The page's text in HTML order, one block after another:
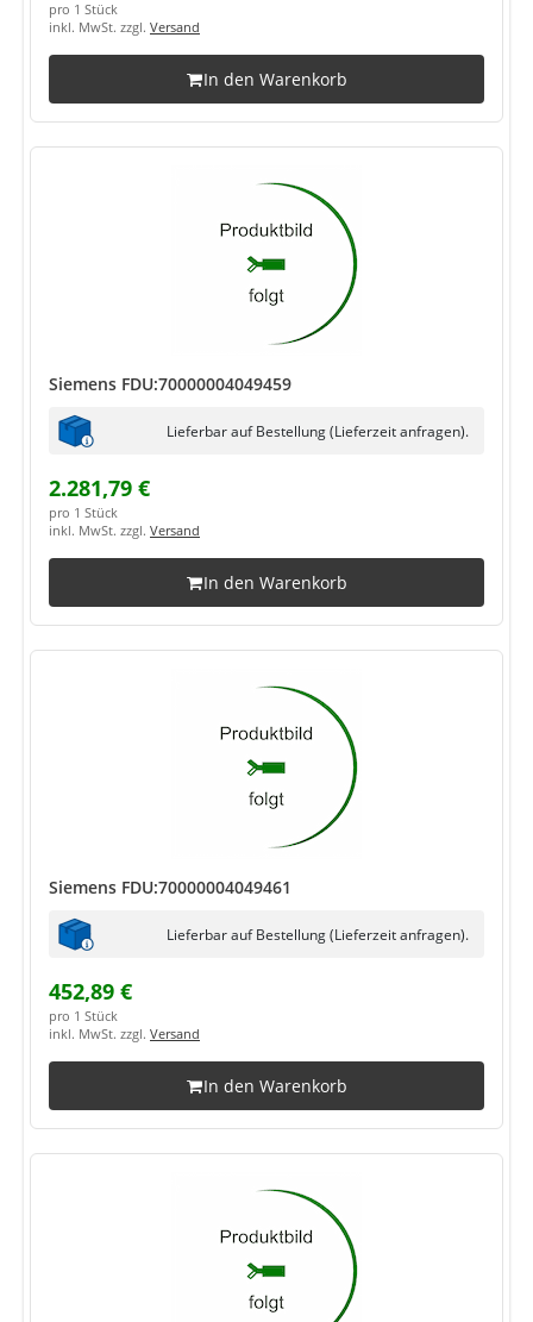
pro 1 Stück
inkl. MwSt. zzgl. Versand
In den Warenkorb
Siemens FDU:70000004049459
Lieferbar auf Bestellung (Lieferzeit anfragen).
2.281,79 €
pro 1 Stück
inkl. MwSt. zzgl. Versand
In den Warenkorb
Siemens FDU:70000004049461
Lieferbar auf Bestellung (Lieferzeit anfragen).
452,89 €
pro 1 Stück
inkl. MwSt. zzgl. Versand
In den Warenkorb